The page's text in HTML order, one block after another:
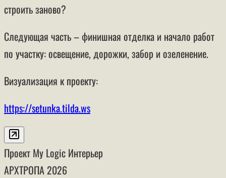
строить заново?
Следующая часть – финишная отделка и начало работ
по участку: освещение, дорожки, забор и озеленение.
Визуализация к проекту:
https://setunka.tilda.ws
Проект My Logic Интерьер
АРХТРОПА 2026